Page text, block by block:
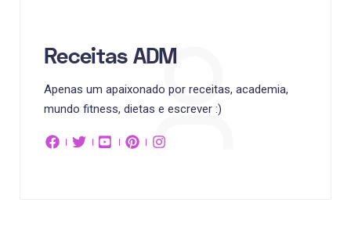
Receitas ADM
Apenas um apaixonado por receitas, academia,
mundo fitness, dietas e escrever :)